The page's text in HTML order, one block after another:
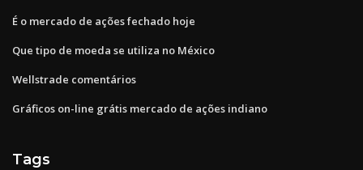
É o mercado de ações fechado hoje
Que tipo de moeda se utiliza no México
Wellstrade comentários
Gráficos on-line grátis mercado de ações indiano
Tags